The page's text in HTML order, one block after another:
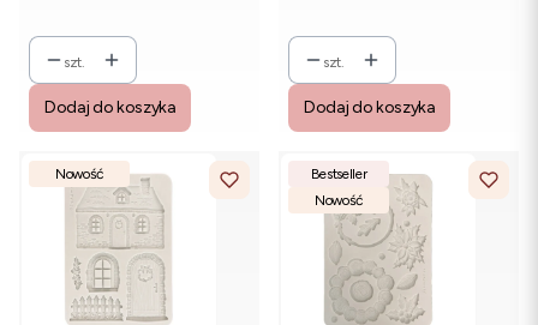
szt.
Dodaj do koszyka
szt.
Dodaj do koszyka
Nowość
Bestseller
Nowość